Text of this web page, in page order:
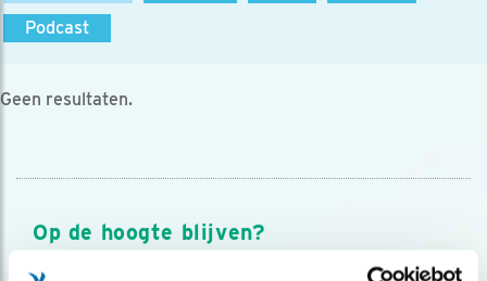
Podcast
Geen resultaten.
Op de hoogte blijven?
Meld je aan en ontvang nieuws, inspiratie, acties en tips